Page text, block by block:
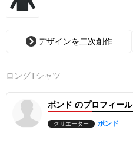
デザインを二次創作
ロングTシャツ
ボンド のプロフィール
クリエーター ボンド